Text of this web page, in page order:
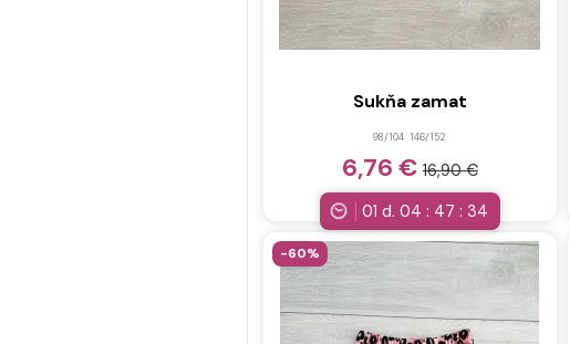
Sukňa zamat
98/104 146/152
6,76 €16,90 €
01 d. 04 :47 :32
-60%